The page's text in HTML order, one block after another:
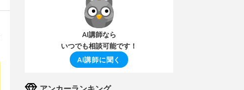
AI講師なら
いつでも相談可能です！
AI講師に聞く